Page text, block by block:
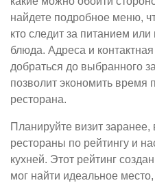
найдете подробное меню,
кто следит за питанием
блюда. Адреса и
добраться до выбранного
позволит экономить время
ресторана.
Планируйте визит
рестораны по рейтингу и
кухней. Этот рейтинг
мог найти идеальное